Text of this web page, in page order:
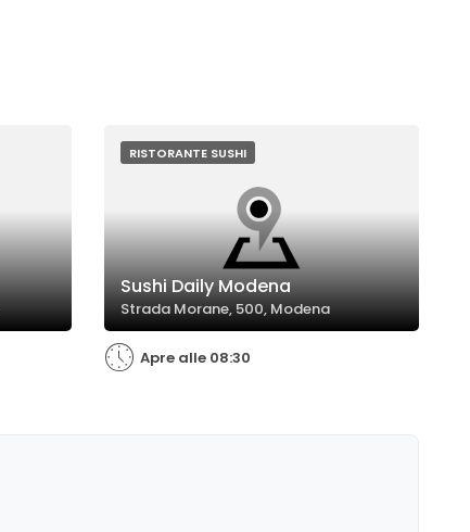
RISTORANTE SUSHI
Sushi Daily Modena
Strada Morane, 500, Modena
Apre alle 08:30